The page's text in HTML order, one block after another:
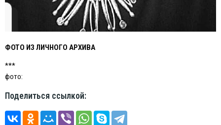
ФОТО ИЗ ЛИЧНОГО АРХИВА
***
фото:
Поделиться ссылкой: